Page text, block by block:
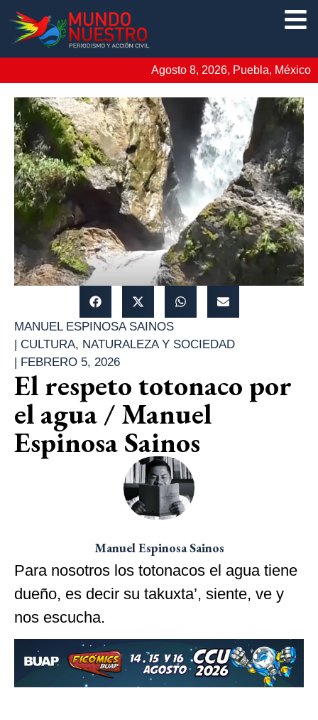
Agosto 8, 2026, Puebla, México
MANUEL ESPINOSA SAINOS
| CULTURA, NATURALEZA Y SOCIEDAD
| FEBRERO 5, 2026
El respeto totonaco por
el agua / Manuel
Espinosa Sainos
Manuel Espinosa Sainos
Para nosotros los totonacos el agua tiene
dueño, es decir su takuxta’, siente, ve y
nos escucha.